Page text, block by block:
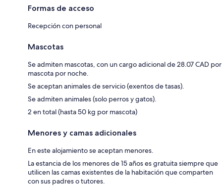
Formas de acceso
Recepción con personal
Mascotas
Se admiten mascotas, con un cargo adicional de 28.07 CAD por
mascota por noche.
Se aceptan animales de servicio (exentos de tasas).
Se admiten animales (solo perros y gatos).
2 en total (hasta 50 kg por mascota)
Menores y camas adicionales
En este alojamiento se aceptan menores.
La estancia de los menores de 15 años es gratuita siempre que
utilicen las camas existentes de la habitación que comparten
con sus padres o tutores.